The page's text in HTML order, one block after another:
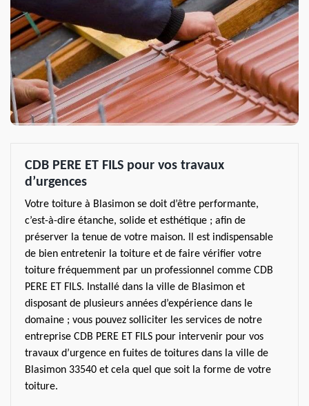
CDB PERE ET FILS pour vos travaux
d’urgences
Votre toiture à Blasimon se doit d’être performante,
c’est-à-dire étanche, solide et esthétique ; afin de
préserver la tenue de votre maison. Il est indispensable
de bien entretenir la toiture et de faire vérifier votre
toiture fréquemment par un professionnel comme CDB
PERE ET FILS. Installé dans la ville de Blasimon et
disposant de plusieurs années d’expérience dans le
domaine ; vous pouvez solliciter les services de notre
entreprise CDB PERE ET FILS pour intervenir pour vos
travaux d’urgence en fuites de toitures dans la ville de
Blasimon 33540 et cela quel que soit la forme de votre
toiture.